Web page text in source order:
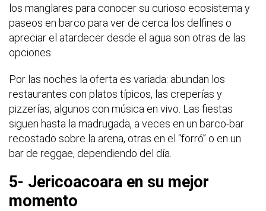
los manglares para conocer su curioso ecosistema y
paseos en barco para ver de cerca los delfines o
apreciar el atardecer desde el agua son otras de las
opciones.
Por las noches la oferta es variada: abundan los
restaurantes con platos típicos, las creperías y
pizzerías, algunos con música en vivo. Las fiestas
siguen hasta la madrugada, a veces en un barco-bar
recostado sobre la arena, otras en el “forró” o en un
bar de reggae, dependiendo del día.
5- Jericoacoara en su mejor
momento